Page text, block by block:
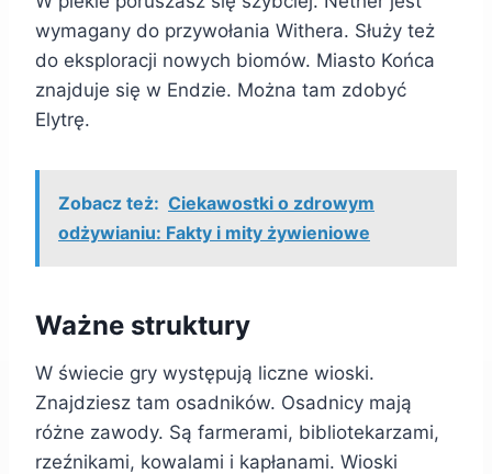
wymagany do przywołania Withera. Służy też
do eksploracji nowych biomów. Miasto Końca
znajduje się w Endzie. Można tam zdobyć
Elytrę.
Zobacz też: Ciekawostki o zdrowym
odżywianiu: Fakty i mity żywieniowe
Ważne struktury
W świecie gry występują liczne wioski.
Znajdziesz tam osadników. Osadnicy mają
różne zawody. Są farmerami, bibliotekarzami,
rzeźnikami, kowalami i kapłanami. Wioski